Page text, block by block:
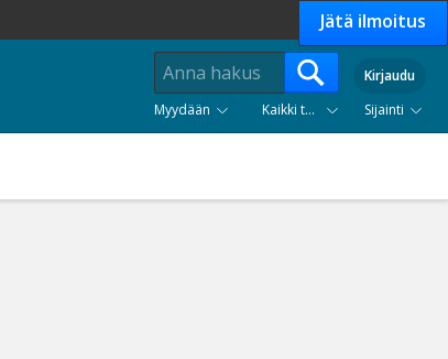
Jätä ilmoitus
Kirjaudu
Myydään
Kaikki tuoteryhmät Sijainti